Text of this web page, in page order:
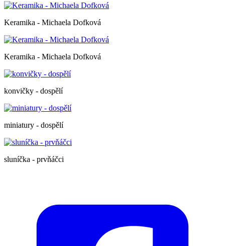
Keramika - Michaela Dofková
Keramika - Michaela Dofková
konvičky - dospělí
miniatury - dospělí
sluníčka - prvňáčci